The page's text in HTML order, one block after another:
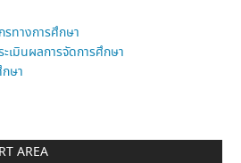
ทางการศึกษา
เมินผลการจัดการศึกษา
ษา
AREA